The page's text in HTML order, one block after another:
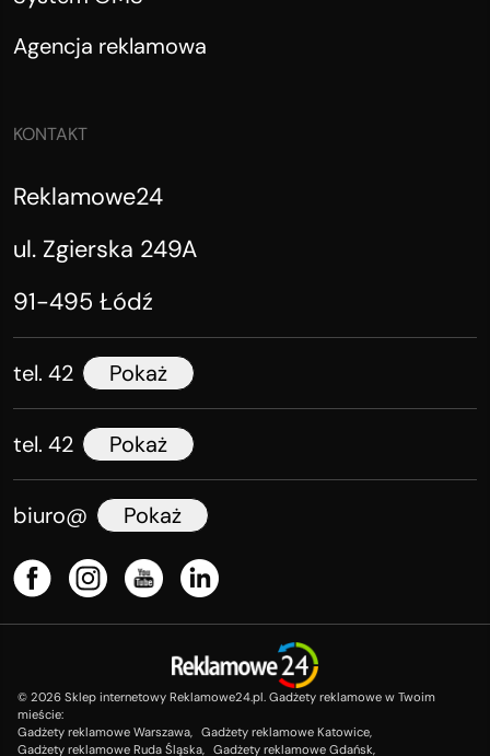
Agencja reklamowa
KONTAKT
Reklamowe24
ul. Zgierska 249A
91-495 Łódź
tel. 42 Pokaż
tel. 42 Pokaż
biuro@ Pokaż
© 2026 Sklep internetowy Reklamowe24.pl. Gadżety reklamowe w Twoim
mieście:
Gadżety reklamowe Warszawa, Gadżety reklamowe Katowice,
Gadżety reklamowe Ruda Śląska, Gadżety reklamowe Gdańsk,